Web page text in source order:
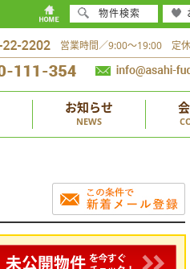
営業時間／9:00～19:00 定
お知らせ
NEWS
物件検索